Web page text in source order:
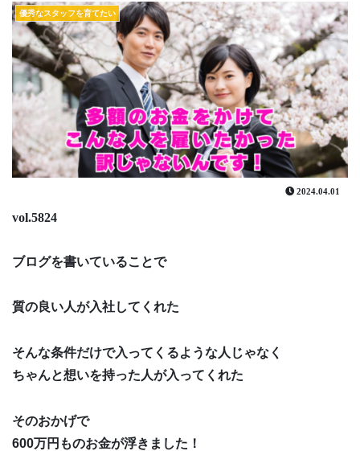
優秀なスタッフを育てたい
2024.04.01
vol.5824
ブログを書いていることで
質の良い人が入社してくれた
そんな条件だけで入ってくるような人じゃなく
ちゃんと想いを持った人が入ってくれた
そのおかげで
600万円ものお金が浮きました！